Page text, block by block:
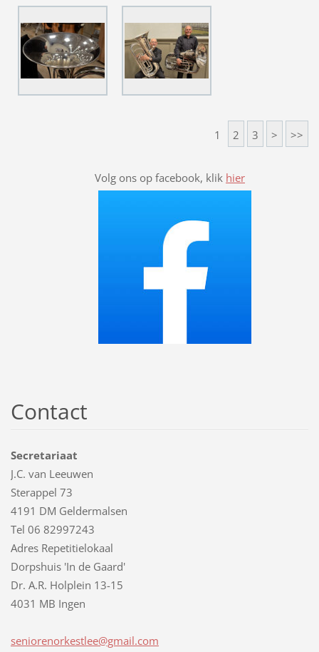
1 2 3 > >>
Volg ons op facebook, klik hier
Contact
Secretariaat
J.C. van Leeuwen
Sterappel 73
4191 DM Geldermalsen
Tel 06 82997243
Adres Repetitielokaal
Dorpshuis 'In de Gaard'
Dr. A.R. Holplein 13-15
4031 MB Ingen
seniorenorkestlee@gmail.com